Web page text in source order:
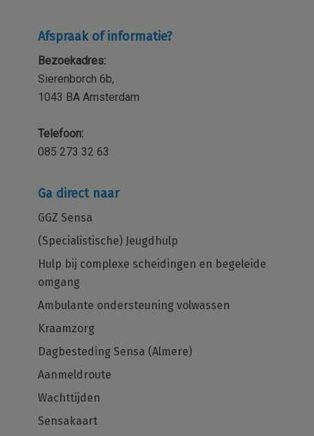
Afspraak of informatie?
Bezoekadres:
Sierenborch 6b,
1043 BA Amsterdam
Telefoon:
085 273 32 63
Ga direct naar
GGZ Sensa
(Specialistische) Jeugdhulp
Hulp bij complexe scheidingen en begeleide
omgang
Ambulante ondersteuning volwassen
Kraamzorg
Dagbesteding Sensa (Almere)
Aanmeldroute
Wachttijden
Sensakaart